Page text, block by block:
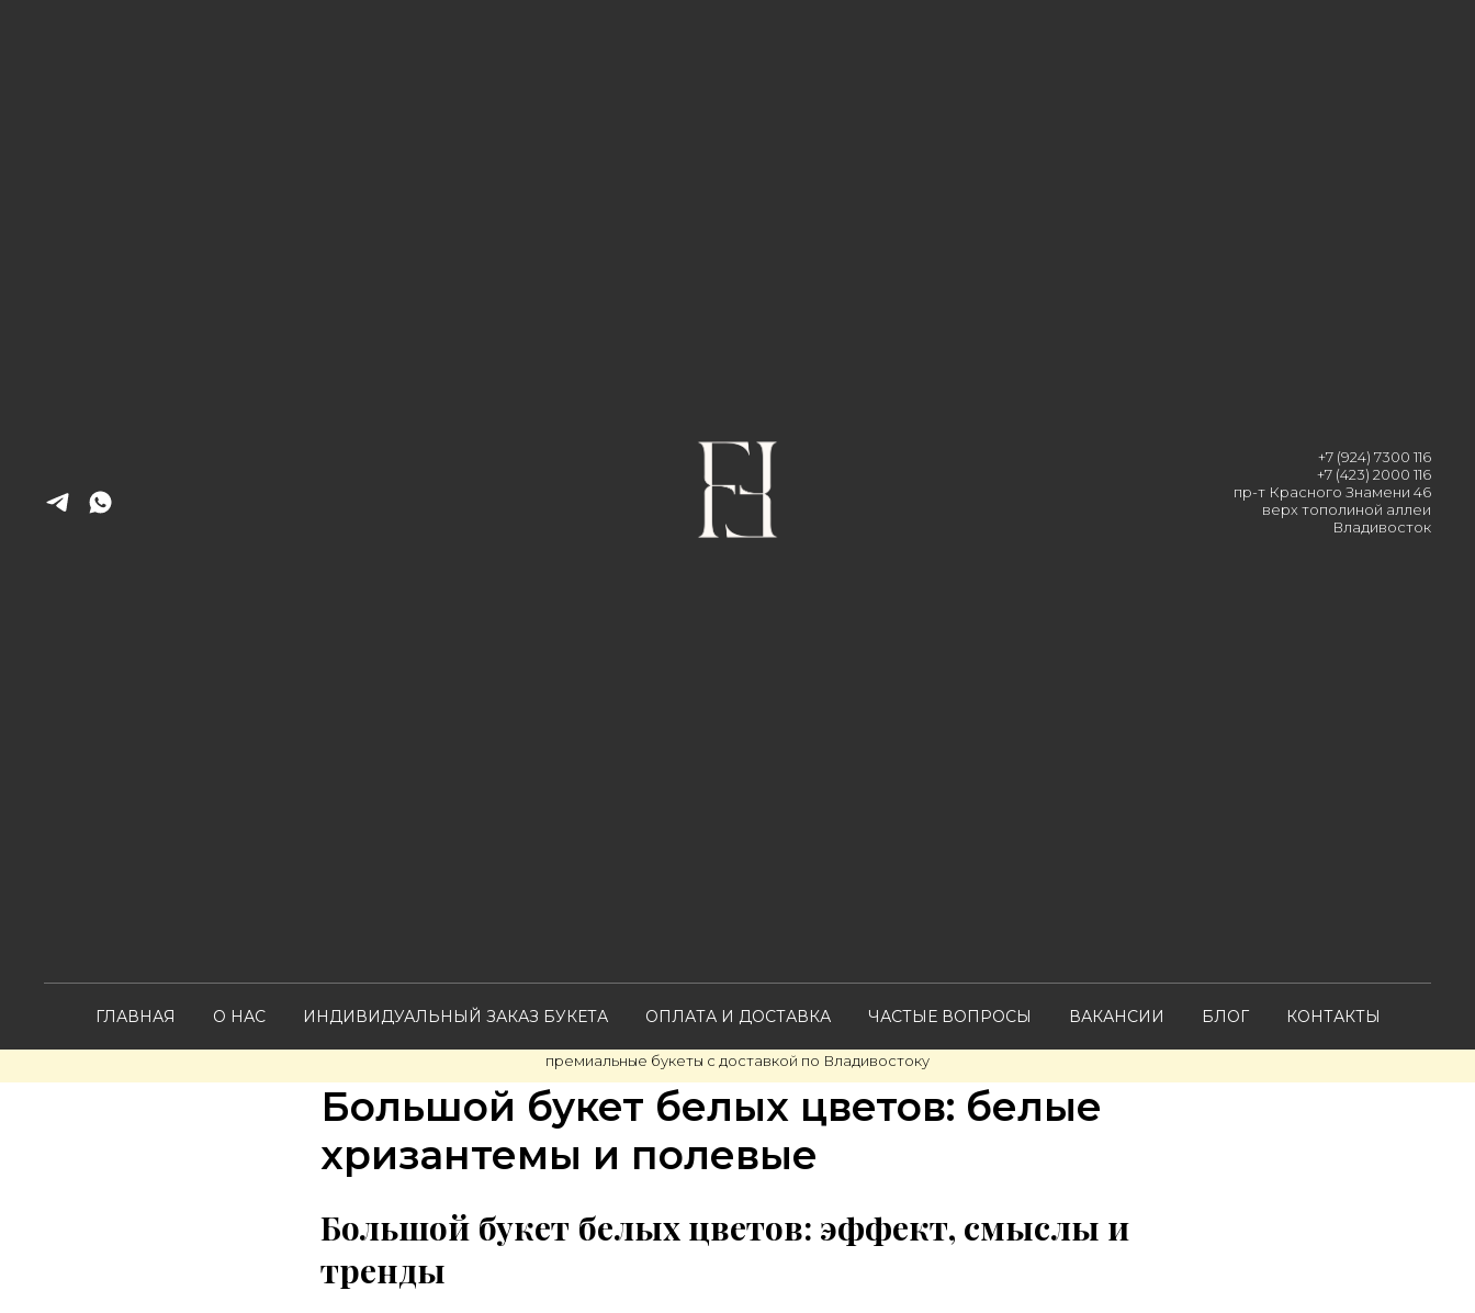
+7 (924) 7300 116
+7 (423) 2000 116
пр-т Красного Знамени 46
верх тополиной аллеи
Владивосток
ГЛАВНАЯ О НАС ИНДИВИДУАЛЬНЫЙ ЗАКАЗ БУКЕТА ОПЛАТА И ДОСТАВКА ЧАСТЫЕ ВОПРОСЫ ВАКАНСИИ БЛОГ КОНТАКТЫ
премиальные букеты с доставкой по Владивостоку
Большой букет белых цветов: белые
хризантемы и полевые
Большой букет белых цветов: эффект, смыслы и
тренды